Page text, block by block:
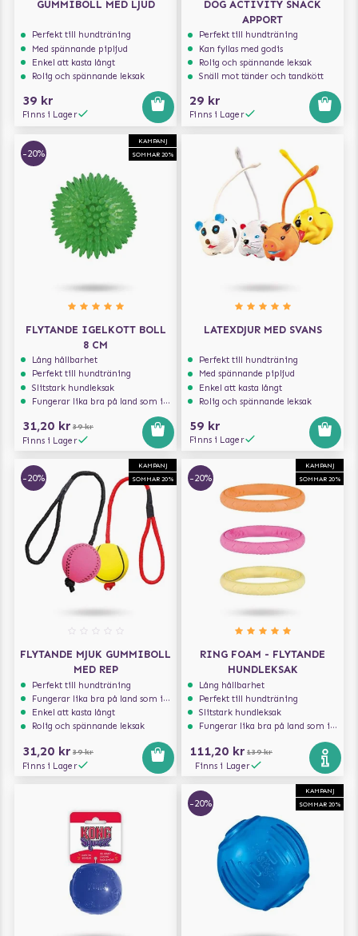
GUMMIBOLL MED LJUD
Perfekt till hundträning
Med spännande pipljud
Enkel att kasta långt
Rolig och spännande leksak
39 kr
Finns i Lager
DOG ACTIVITY SNACK
APPORT
Perfekt till hundträning
Kan fyllas med godis
Rolig och spännande leksak
Snäll mot tänder och tandkött
29 kr
Finns i Lager
KAMPANJ
SOMMAR 20%
-20%
FLYTANDE IGELKOTT BOLL
8 CM
Lång hållbarhet
Perfekt till hundträning
Slitstark hundleksak
Fungerar lika bra på land som i vatten
31,20 kr 39 kr
Finns i Lager
LATEXDJUR MED SVANS
Perfekt till hundträning
Med spännande pipljud
Enkel att kasta långt
Rolig och spännande leksak
59 kr
Finns i Lager
KAMPANJ
SOMMAR 20%
-20%
FLYTANDE MJUK GUMMIBOLL
MED REP
Perfekt till hundträning
Fungerar lika bra på land som i vatten
Enkel att kasta långt
Rolig och spännande leksak
31,20 kr 39 kr
Finns i Lager
KAMPANJ
SOMMAR 20%
-20%
RING FOAM - FLYTANDE
HUNDLEKSAK
Lång hållbarhet
Perfekt till hundträning
Slitstark hundleksak
Fungerar lika bra på land som i vatten
111,20 kr 139 kr
Finns i Lager
KAMPANJ
SOMMAR 20%
-20%